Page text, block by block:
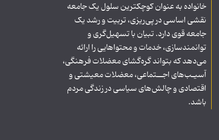
خانواده به عنوان کوچکترین سلول یک جامعه
نقشی اساسی در پی‌ریزی، تربیت و رشد یک
جامعه قوی دارد. تبیان با تسهیل‌گری و
توانمندسازی، خدمات و محتواهایی را ارائه
می‌دهد که بتواند گره‌گشای معضلات فرهنگی،
آسیـب‌های اجــتماعی، معضلات معیشتی و
اقتصادی و چالش‌های سیاسی در زندگی مردم
باشد.